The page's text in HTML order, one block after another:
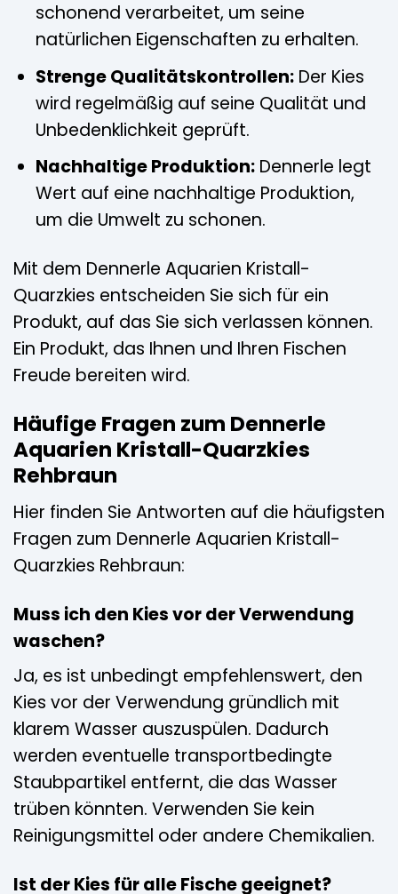
schonend verarbeitet, um seine
natürlichen Eigenschaften zu erhalten.
Strenge Qualitätskontrollen:Der Kies
wird regelmäßig auf seine Qualität und
Unbedenklichkeit geprüft.
Nachhaltige Produktion:Dennerle legt
Wert auf eine nachhaltige Produktion,
um die Umwelt zu schonen.
Mit dem Dennerle Aquarien Kristall-
Quarzkies entscheiden Sie sich für ein
Produkt, auf das Sie sich verlassen können.
Ein Produkt, das Ihnen und Ihren Fischen
Freude bereiten wird.
Häufige Fragen zum Dennerle
Aquarien Kristall-Quarzkies
Rehbraun
Hier finden Sie Antworten auf die häufigsten
Fragen zum Dennerle Aquarien Kristall-
Quarzkies Rehbraun:
Muss ich den Kies vor der Verwendung
waschen?
Ja, es ist unbedingt empfehlenswert, den
Kies vor der Verwendung gründlich mit
klarem Wasser auszuspülen. Dadurch
werden eventuelle transportbedingte
Staubpartikel entfernt, die das Wasser
trüben könnten. Verwenden Sie kein
Reinigungsmittel oder andere Chemikalien.
Ist der Kies für alle Fische geeignet?